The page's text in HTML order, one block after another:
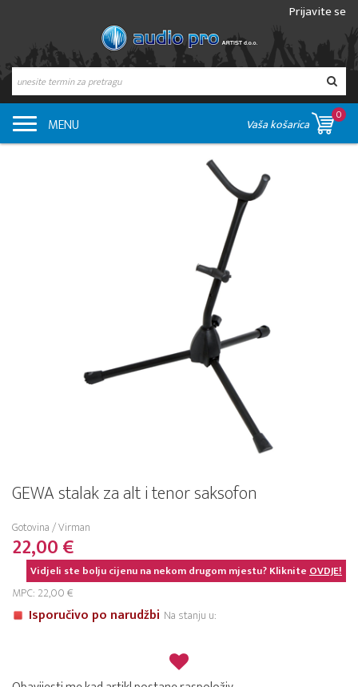
Prijavite se
MENU Vaša košarica
0
GEWA stalak za alt i tenor saksofon
Gotovina / Virman
22,00 €
Vidjeli ste bolju cijenu na nekom drugom mjestu? KlikniteOVDJE!
MPC: 22,00 €
Isporučivo po narudžbi Na stanju u: